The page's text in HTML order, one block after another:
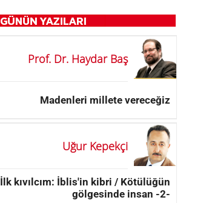
Prof. Dr. Haydar Baş
Madenleri millete vereceğiz
Uğur Kepekçi
İlk kıvılcım: İblis'in kibri / Kötülüğün
gölgesinde insan -2-